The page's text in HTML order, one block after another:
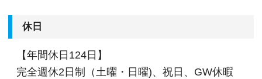
休日
【年間休日124日】
完全週休2日制（土曜・日曜)、祝日、GW休暇